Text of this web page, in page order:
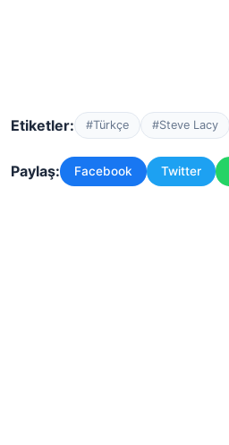
Etiketler: #Türkçe #Steve Lacy
Paylaş: Facebook Twitter